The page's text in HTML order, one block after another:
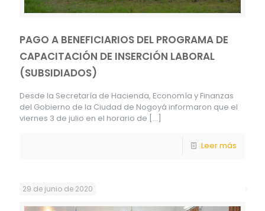
PAGO A BENEFICIARIOS DEL PROGRAMA DE
CAPACITACIÓN DE INSERCIÓN LABORAL
(SUBSIDIADOS)
Desde la Secretaría de Hacienda, Economía y Finanzas
del Gobierno de la Ciudad de Nogoyá informaron que el
viernes 3 de julio en el horario de […]
Leer más
29 de junio de 2020